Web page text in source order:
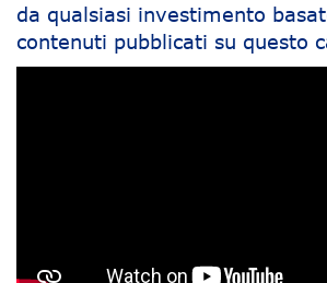
da qualsiasi investimento
contenuti pubblicati su questo